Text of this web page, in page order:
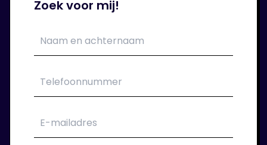
Zoek voor mij!